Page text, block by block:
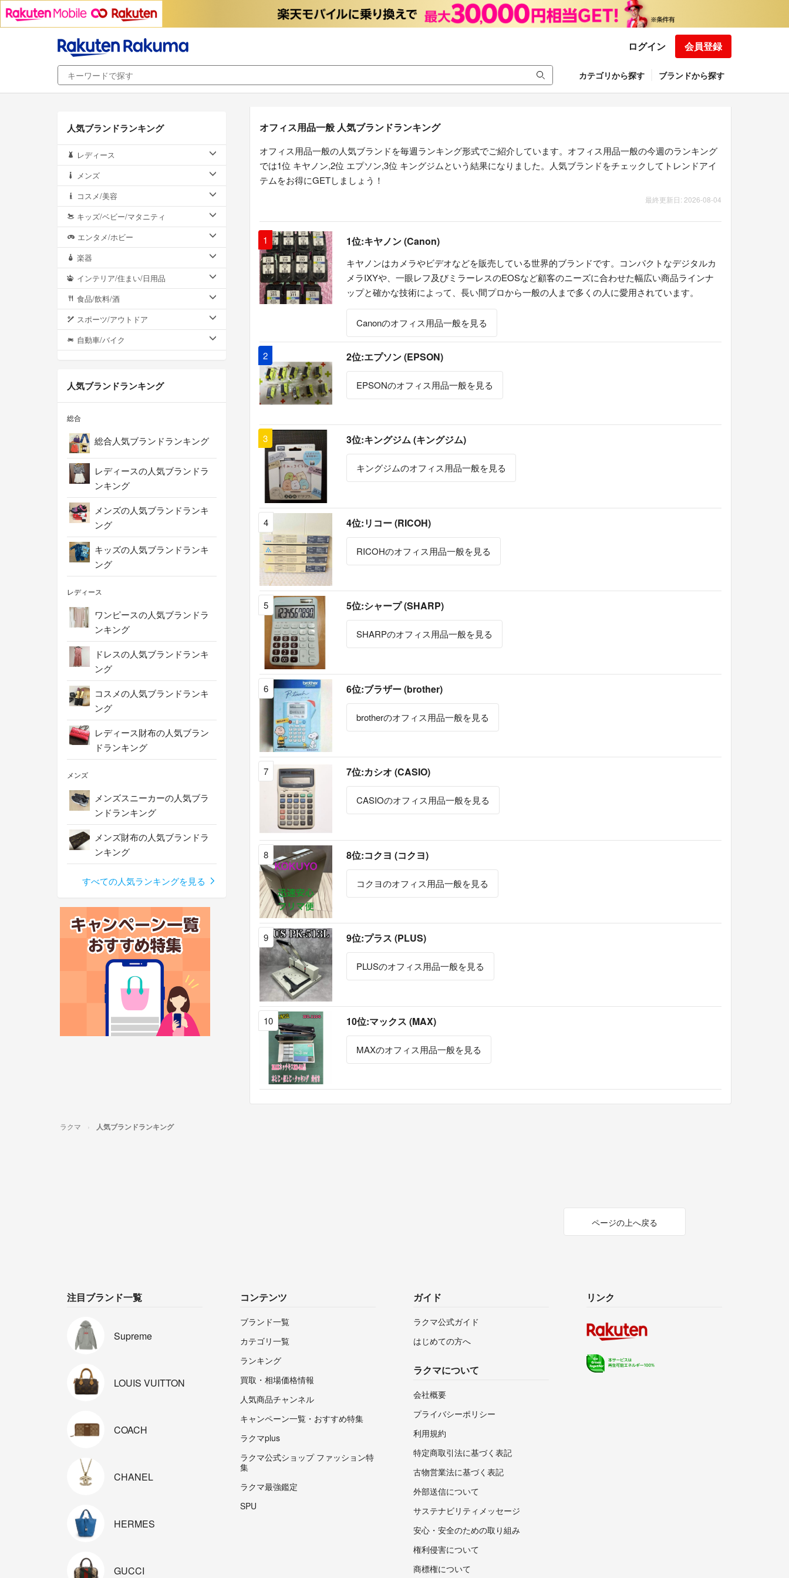
ログイン 会員登録
カテゴリから探す ブランドから探す
オフィス用品一般 人気ブランドランキング
オフィス用品一般の人気ブランドを毎週ランキング形式でご紹介しています。オフィス用品一般の今週のランキング
では1位 キヤノン,2位 エプソン,3位 キングジムという結果になりました。人気ブランドをチェックしてトレンドアイ
テムをお得にGETしましょう！
最終更新日: 2026-08-04
1 1位:キヤノン (Canon)
キヤノンはカメラやビデオなどを販売している世界的ブランドです。コンパクトなデジタルカ
メラIXYや、一眼レフ及びミラーレスのEOSなど顧客のニーズに合わせた幅広い商品ラインナ
ップと確かな技術によって、長い間プロから一般の人まで多くの人に愛用されています。
Canonのオフィス用品一般を見る
2 2位:エプソン (EPSON)
EPSONのオフィス用品一般を見る
3 3位:キングジム (キングジム)
キングジムのオフィス用品一般を見る
4 4位:リコー (RICOH)
RICOHのオフィス用品一般を見る
5 5位:シャープ (SHARP)
SHARPのオフィス用品一般を見る
6 6位:ブラザー (brother)
brotherのオフィス用品一般を見る
7 7位:カシオ (CASIO)
CASIOのオフィス用品一般を見る
8 8位:コクヨ (コクヨ)
コクヨのオフィス用品一般を見る
9 9位:プラス (PLUS)
PLUSのオフィス用品一般を見る
10 10位:マックス (MAX)
MAXのオフィス用品一般を見る
人気ブランドランキング
レディース
メンズ
コスメ/美容
キッズ/ベビー/マタニティ
エンタメ/ホビー
楽器
インテリア/住まい/日用品
食品/飲料/酒
スポーツ/アウトドア
自動車/バイク
人気ブランドランキング
総合
総合人気ブランドランキング
レディースの人気ブランドラ
ンキング
メンズの人気ブランドランキ
ング
キッズの人気ブランドランキ
ング
レディース
ワンピースの人気ブランドラ
ンキング
ドレスの人気ブランドランキ
ング
コスメの人気ブランドランキ
ング
レディース財布の人気ブラン
ドランキング
メンズ
メンズスニーカーの人気ブラ
ンドランキング
メンズ財布の人気ブランドラ
ンキング
すべての人気ランキングを見る
ラクマ 人気ブランドランキング
ページの上へ戻る
注目ブランド一覧
Supreme
LOUIS VUITTON
COACH
CHANEL
HERMES
GUCCI
コンテンツ
ブランド一覧
カテゴリ一覧
ランキング
買取・相場価格情報
人気商品チャンネル
キャンペーン一覧・おすすめ特集
ラクマplus
ラクマ公式ショップ ファッション特
集
ラクマ最強鑑定
SPU
ガイド
ラクマ公式ガイド
はじめての方へ
ラクマについて
会社概要
プライバシーポリシー
利用規約
特定商取引法に基づく表記
古物営業法に基づく表記
外部送信について
サステナビリティメッセージ
安心・安全のための取り組み
権利侵害について
商標権について
リンク